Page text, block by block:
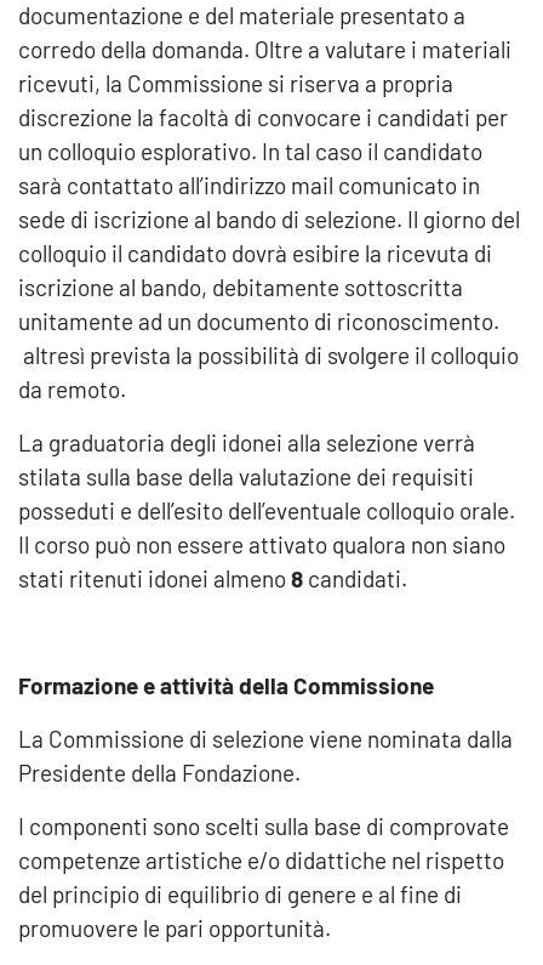
documentazione e del materiale presentato a
corredo della domanda. Oltre a valutare i materiali
ricevuti, la Commissione si riserva a propria
discrezione la facoltà di convocare i candidati per
un colloquio esplorativo. In tal caso il candidato
sarà contattato all’indirizzo mail comunicato in
sede di iscrizione al bando di selezione. Il giorno del
colloquio il candidato dovrà esibire la ricevuta di
iscrizione al bando, debitamente sottoscritta
unitamente ad un documento di riconoscimento.
altresì prevista la possibilità di svolgere il colloquio
da remoto.
La graduatoria degli idonei alla selezione verrà
stilata sulla base della valutazione dei requisiti
posseduti e dell’esito dell’eventuale colloquio orale.
Il corso può non essere attivato qualora non siano
stati ritenuti idonei almeno8 candidati.
Formazione e attività della Commissione
La Commissione di selezione viene nominata dalla
Presidente della Fondazione.
I componenti sono scelti sulla base di comprovate
competenze artistiche e/o didattiche nel rispetto
del principio di equilibrio di genere e al fine di
promuovere le pari opportunità.